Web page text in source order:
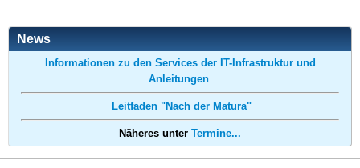
News
Informationen zu den Services der IT-Infrastruktur und
Anleitungen
Leitfaden "Nach der Matura"
Näheres unter Termine...